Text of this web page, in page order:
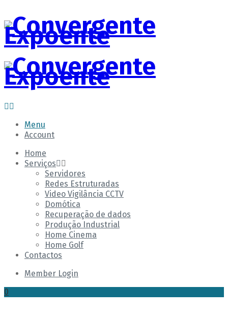
Menu
Account
Home
Serviços
Servidores
Redes Estruturadas
Video Vigilância CCTV
Domótica
Recuperação de dados
Produção Industrial
Home Cinema
Home Golf
Contactos
Member Login
0